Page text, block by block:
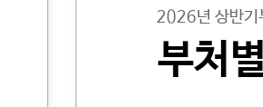
2026년 상반기
부처별